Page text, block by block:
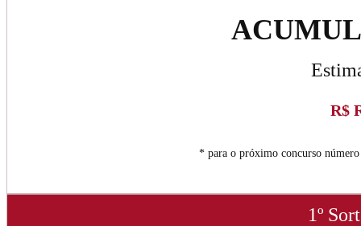
R$
* para o próximo concurso número
1º